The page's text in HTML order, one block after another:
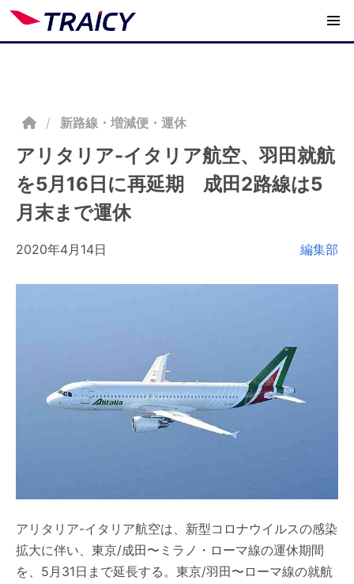
/ 新路線・増減便・運休
アリタリア-イタリア航空、羽田就航
を5月16日に再延期 成田2路線は5
月末まで運休
2020年4月14日 編集部
アリタリア-イタリア航空は、新型コロナウイルスの感染
拡大に伴い、東京/成田〜ミラノ・ローマ線の運休期間
を、5月31日まで延長する。東京/羽田〜ローマ線の就航